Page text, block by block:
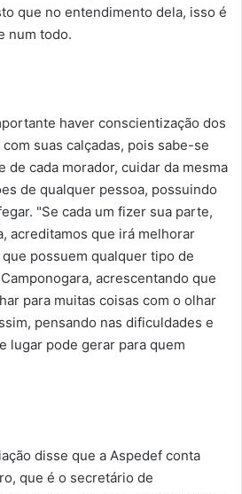
que no entendimento dela, isso é
num todo.
haver conscientização dos
suas calçadas, pois sabe-se
de cada morador, cuidar da mesma
de qualquer pessoa, possuindo
"Se cada um fizer sua parte,
acreditamos que irá melhorar
possuem qualquer tipo de
acrescentando que
para muitas coisas com o olhar
pensando nas dificuldades e
lugar pode gerar para quem
disse que a Aspedef conta
que é o secretário de